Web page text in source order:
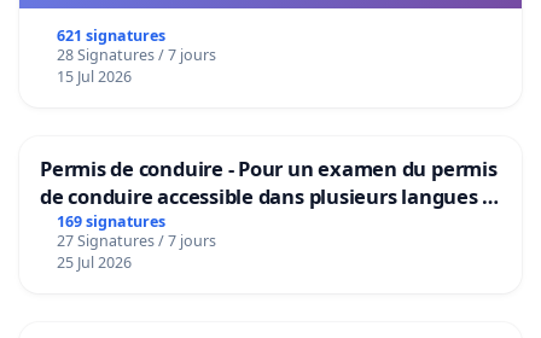
621 signatures
28 Signatures / 7 jours
15 Jul 2026
Permis de conduire - Pour un examen du permis
de conduire accessible dans plusieurs langues à
Bruxelles
169 signatures
27 Signatures / 7 jours
25 Jul 2026